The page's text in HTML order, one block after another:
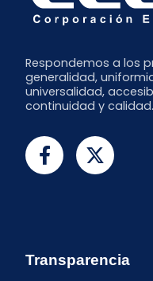
Respondemos a los
generalidad,
universalidad,
continuidad y calidad.
Transparencia